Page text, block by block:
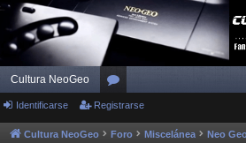
Cultura NeoGeo
or
os
Identificarse Registrarse
Cultura NeoGeo Foro Miscelánea Neo